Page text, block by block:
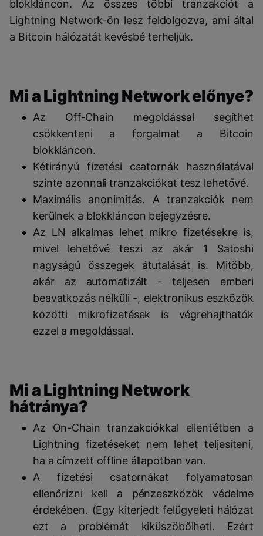
blokkláncon. Az összes többi tranzakciót a
Lightning Network-ön lesz feldolgozva, ami által
a Bitcoin hálózatát kevésbé terheljük.
Mi a Lightning Network előnye?
Az Off-Chain megoldással segíthet
csökkenteni a forgalmat a Bitcoin
blokkláncon.
Kétirányú fizetési csatornák használatával
szinte azonnali tranzakciókat tesz lehetővé.
Maximális anonimitás. A tranzakciók nem
kerülnek a blokkláncon bejegyzésre.
Az LN alkalmas lehet mikro fizetésekre is,
mivel lehetővé teszi az akár 1 Satoshi
nagyságú összegek átutalását is. Mitöbb,
akár az automatizált - teljesen emberi
beavatkozás nélküli -, elektronikus eszközök
közötti mikrofizetések is végrehajthatók
ezzel a megoldással.
Mi a Lightning Network
hátránya?
Az On-Chain tranzakciókkal ellentétben a
Lightning fizetéseket nem lehet teljesíteni,
ha a címzett offline állapotban van.
A fizetési csatornákat folyamatosan
ellenőrizni kell a pénzeszközök védelme
érdekében. (Egy kiterjedt felügyeleti hálózat
ezt a problémát kiküszöbőlheti. Ezért